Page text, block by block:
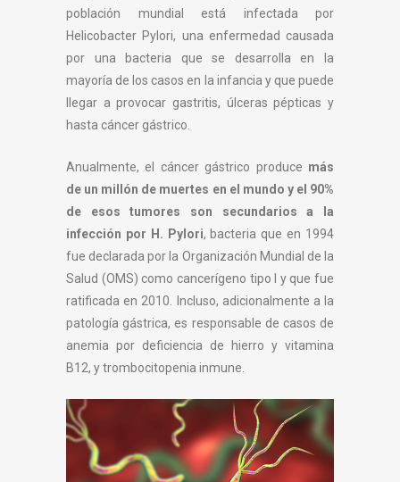
población mundial está infectada por
Helicobacter Pylori, una enfermedad causada
por una bacteria que se desarrolla en la
mayoría de los casos en la infancia y que puede
llegar a provocar gastritis, úlceras pépticas y
hasta cáncer gástrico.
Anualmente, el cáncer gástrico produce más
de un millón de muertes en el mundo y el 90%
de esos tumores son secundarios a la
infección por H. Pylori, bacteria que en 1994
fue declarada por la Organización Mundial de la
Salud (OMS) como cancerígeno tipo I y que fue
ratificada en 2010. Incluso, adicionalmente a la
patología gástrica, es responsable de casos de
anemia por deficiencia de hierro y vitamina
B12, y trombocitopenia inmune.